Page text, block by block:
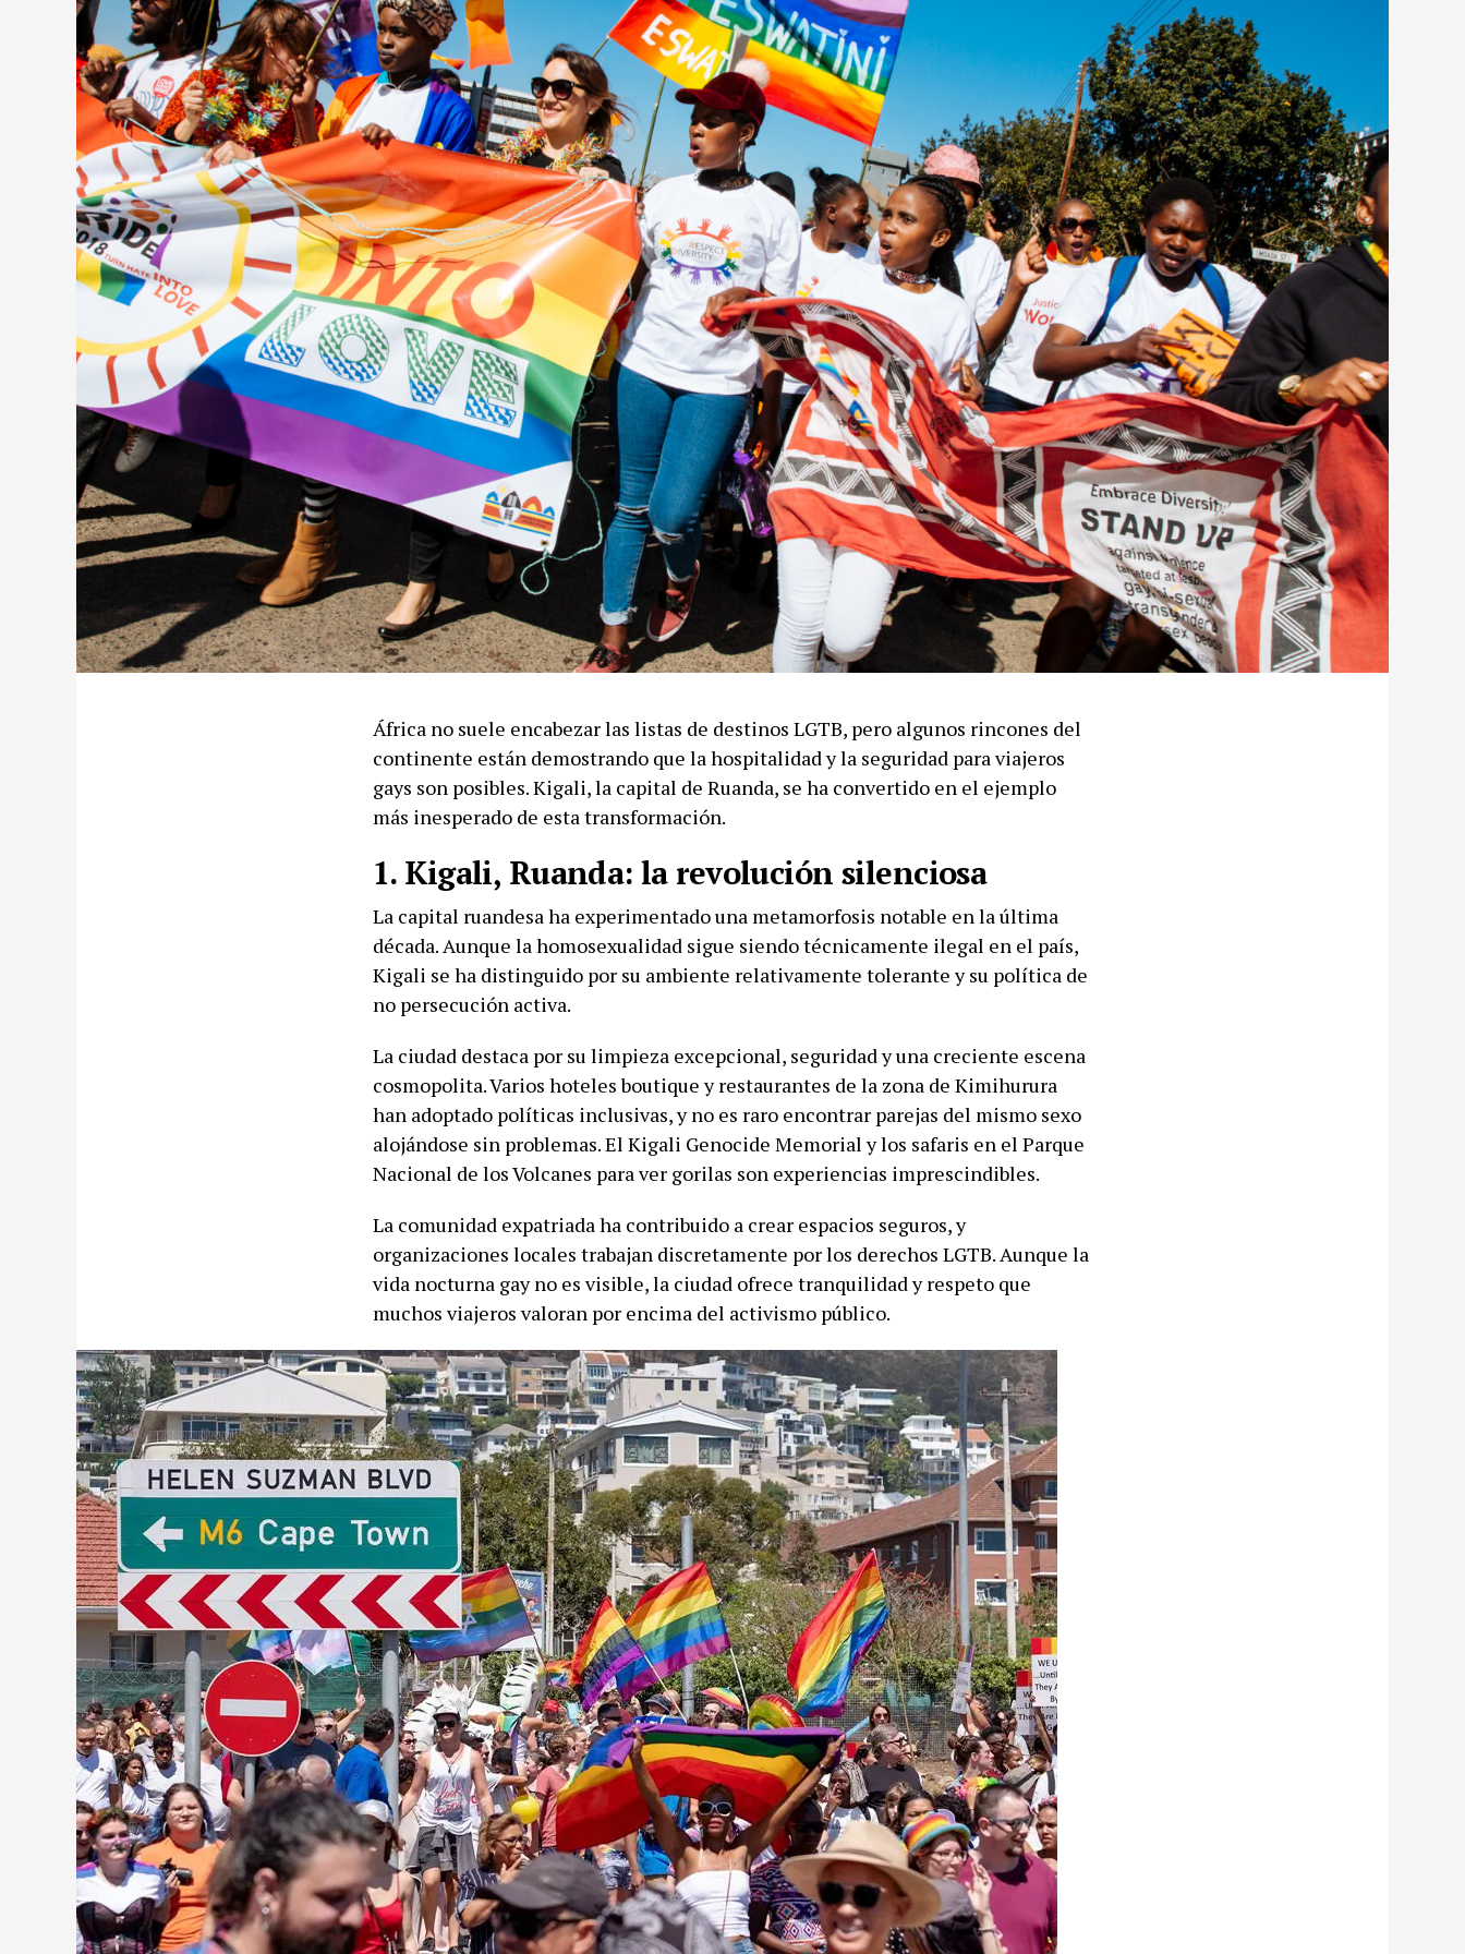
África no suele encabezar las listas de destinos LGTB, pero algunos rincones del
continente están demostrando que la hospitalidad y la seguridad para viajeros
gays son posibles. Kigali, la capital de Ruanda, se ha convertido en el ejemplo
más inesperado de esta transformación.
1. Kigali, Ruanda: la revolución silenciosa
La capital ruandesa ha experimentado una metamorfosis notable en la última
década. Aunque la homosexualidad sigue siendo técnicamente ilegal en el país,
Kigali se ha distinguido por su ambiente relativamente tolerante y su política de
no persecución activa.
La ciudad destaca por su limpieza excepcional, seguridad y una creciente escena
cosmopolita. Varios hoteles boutique y restaurantes de la zona de Kimihurura
han adoptado políticas inclusivas, y no es raro encontrar parejas del mismo sexo
alojándose sin problemas. El Kigali Genocide Memorial y los safaris en el Parque
Nacional de los Volcanes para ver gorilas son experiencias imprescindibles.
La comunidad expatriada ha contribuido a crear espacios seguros, y
organizaciones locales trabajan discretamente por los derechos LGTB. Aunque la
vida nocturna gay no es visible, la ciudad ofrece tranquilidad y respeto que
muchos viajeros valoran por encima del activismo público.